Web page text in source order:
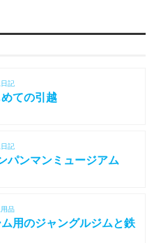
記
ての引越
記
パンマンミュージアム
品
用のジャングルジムと鉄